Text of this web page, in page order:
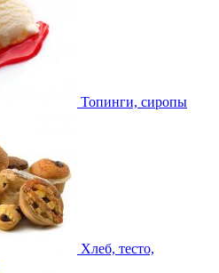
Топинги, сиропы
Хлеб, тесто,